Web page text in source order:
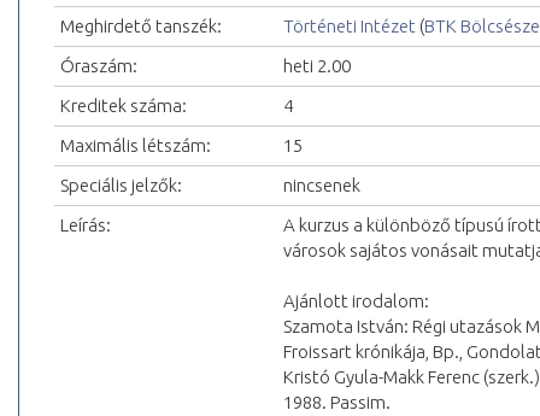
Meghirdető tanszék:
Történeti Intézet (BTK
Óraszám:
heti 2.00
Kreditek száma:
4
Maximális létszám:
15
Speciális jelzők:
nincsenek
Leírás:
A kurzus a különböző típusú
városok sajátos vonásait
Ajánlott irodalom:
Szamota István: Régi utazások
Froissart krónikája, Bp.,
Kristó Gyula-Makk Ferenc
1988. Passim.